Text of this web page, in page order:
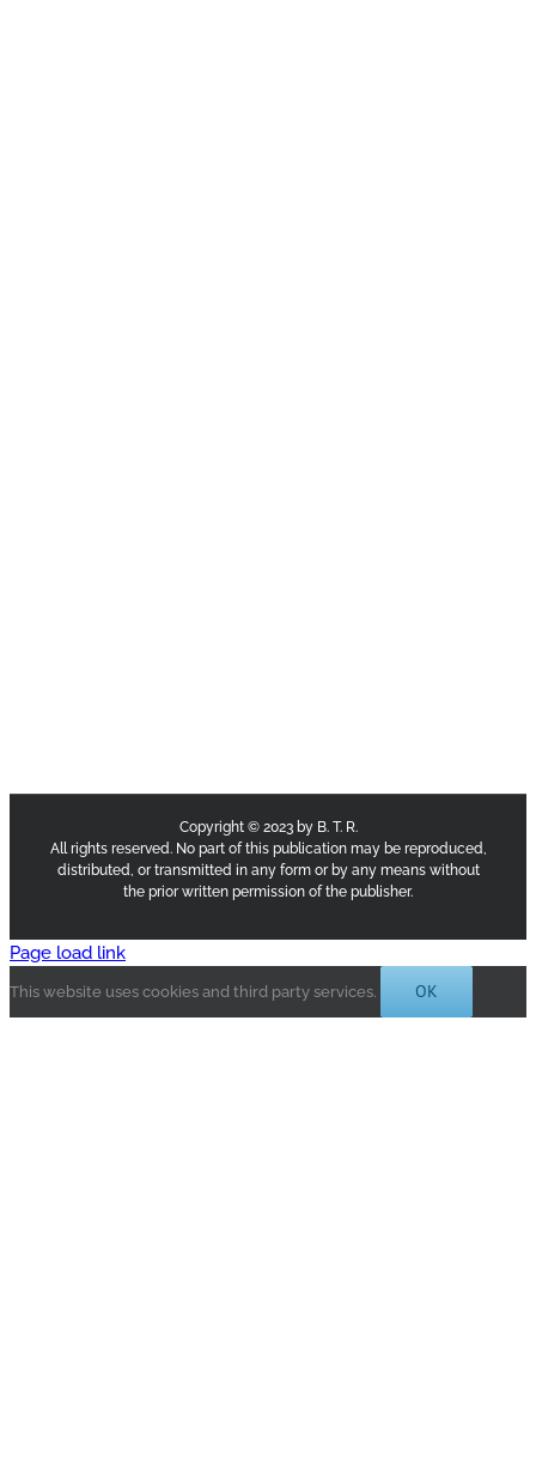
Copyright © 2023 by B. T. R.
All rights reserved. No part of this publication may be reproduced,
distributed, or transmitted in any form or by any means without
the prior written permission of the publisher.
Page load link
This website uses cookies and third party services. OK